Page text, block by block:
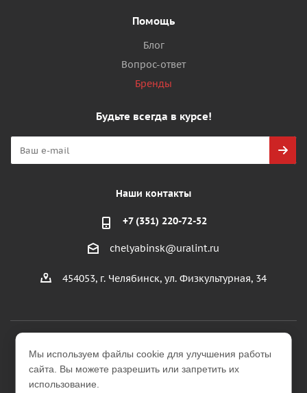
Помощь
Блог
Вопрос-ответ
Бренды
Будьте всегда в курсе!
Наши контакты
+7 (351) 220-72-52
chelyabinsk@uralint.ru
454053, г. Челябинск, ул. Физкультурная, 34
2026 © ООО "УралИнтерьер"
Интернет-магазин строительных и отделочных
Мы используем файлы cookie для улучшения работы
сайта. Вы можете разрешить или запретить их
использование.